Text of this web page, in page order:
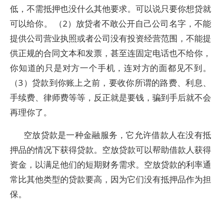
低，不需抵押也没什么其他要求。可以说只要你想贷就
可以给你。 （2）放贷者不敢公开自己公司名字，不能
提供公司营业执照或者公司没有投资经营范围，不能提
供正规的合同文本和发票，甚至连固定电话也不给你，
你知道的只是对方一个手机，连对方的面都见不到。
（3）贷款到你账上之前，要收你所谓的路费、利息、
手续费、律师费等等，反正就是要钱，骗到手后就不会
再理你了。
空放贷款是一种金融服务，它允许借款人在没有抵
押品的情况下获得贷款。空放贷款可以帮助借款人获得
资金，以满足他们的短期财务需求。空放贷款的利率通
常比其他类型的贷款要高，因为它们没有抵押品作为担
保。